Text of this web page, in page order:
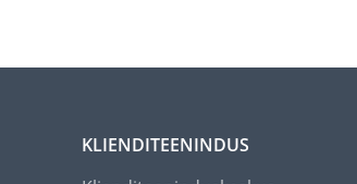
KLIENDITEENINDUS